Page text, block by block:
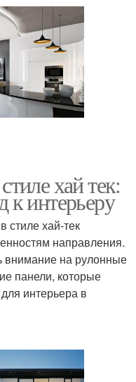
хай тек:
к интерьеру
хай-тек
направления.
внимание на рулонные
панели, которые
интерьера в